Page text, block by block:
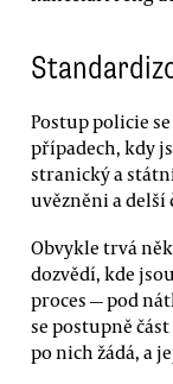
Postup policie
případech, kdy
stranický a
uvězněni a delší
Obvykle trvá
dozvědí, kde
proces — pod
se postupně
po nich žádá, a